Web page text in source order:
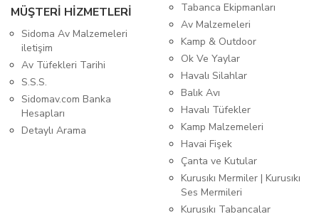
MÜŞTERİ HİZMETLERİ
Sidoma Av Malzemeleri
iletişim
Av Tüfekleri Tarihi
S.S.S.
Sidomav.com Banka
Hesapları
Detaylı Arama
Tabanca Ekipmanları
Av Malzemeleri
Kamp & Outdoor
Ok Ve Yaylar
Havalı Silahlar
Balık Avı
Havalı Tüfekler
Kamp Malzemeleri
Havai Fişek
Çanta ve Kutular
Kurusıkı Mermiler | Kurusıkı
Ses Mermileri
Kurusıkı Tabancalar